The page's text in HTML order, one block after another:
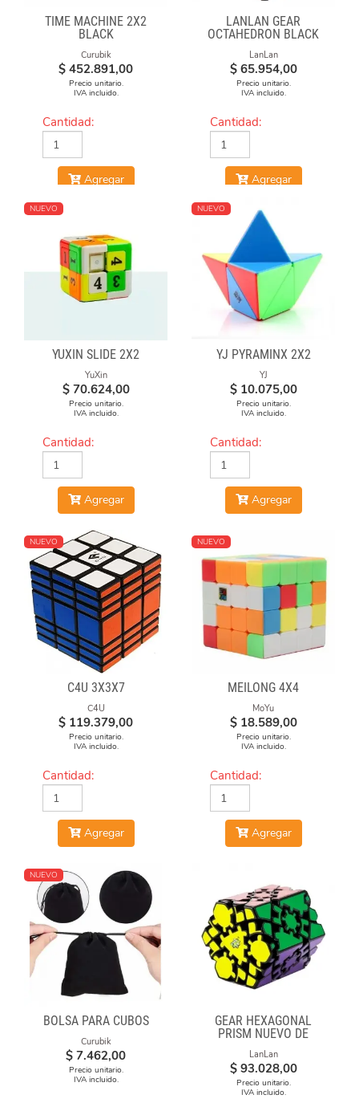
TIME MACHINE 2X2
BLACK
Curubik
$ 452.891,00
Precio unitario.
IVA incluido.
Cantidad:
Agregar
LANLAN GEAR
OCTAHEDRON BLACK
LanLan
$ 65.954,00
Precio unitario.
IVA incluido.
Cantidad:
Agregar
NUEVO
YUXIN SLIDE 2X2
YuXin
$ 70.624,00
Precio unitario.
IVA incluido.
Cantidad:
Agregar
NUEVO
YJ PYRAMINX 2X2
YJ
$ 10.075,00
Precio unitario.
IVA incluido.
Cantidad:
Agregar
NUEVO
C4U 3X3X7
C4U
$ 119.379,00
Precio unitario.
IVA incluido.
Cantidad:
Agregar
NUEVO
MEILONG 4X4
MoYu
$ 18.589,00
Precio unitario.
IVA incluido.
Cantidad:
Agregar
NUEVO
BOLSA PARA CUBOS
Curubik
$ 7.462,00
Precio unitario.
IVA incluido.
GEAR HEXAGONAL
PRISM NUEVO DE
LANLAN
LanLan
$ 93.028,00
Precio unitario.
IVA incluido.